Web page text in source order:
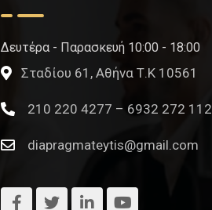
Δευτέρα - Παρασκευή 10:00 - 18:00
Σταδίου 61, Αθήνα Τ.Κ 10561
210 220 4277 – 6932 272 112
diapragmateytis@gmail.com